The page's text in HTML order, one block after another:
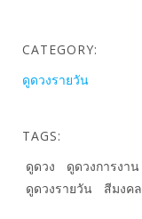
CATEGORY:
ดูดวงรายวัน
TAGS:
ดูดวง
ดูดวงการงาน
ดูดวงรายวัน
สีมงคล